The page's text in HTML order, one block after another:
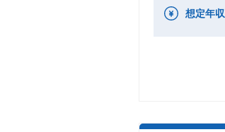
想定年収